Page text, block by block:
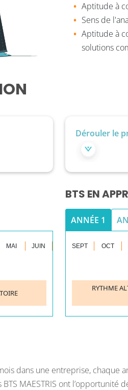
Aptitude à
Sens de
Aptitude à
solutions
Dérouler le
MAI JUIN
BTS EN
ANNÉE 1
SEPT OCT
RYTHME
dans une entreprise,
MAESTRIS ont l’opportunité